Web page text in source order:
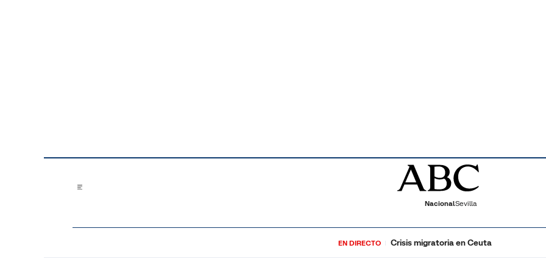
NacionalSevilla
EN DIRECTO Crisis migratoria en Ceuta